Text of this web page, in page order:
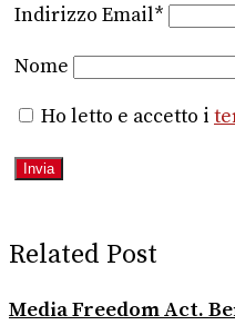
Indirizzo Email*
Nome
Ho letto e accetto i
Related Post
Media Freedom Act.